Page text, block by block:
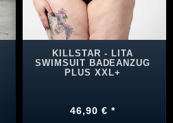
KILLSTAR - LITA
SWIMSUIT BADEANZUG
PLUS XXL+
46,90 € *